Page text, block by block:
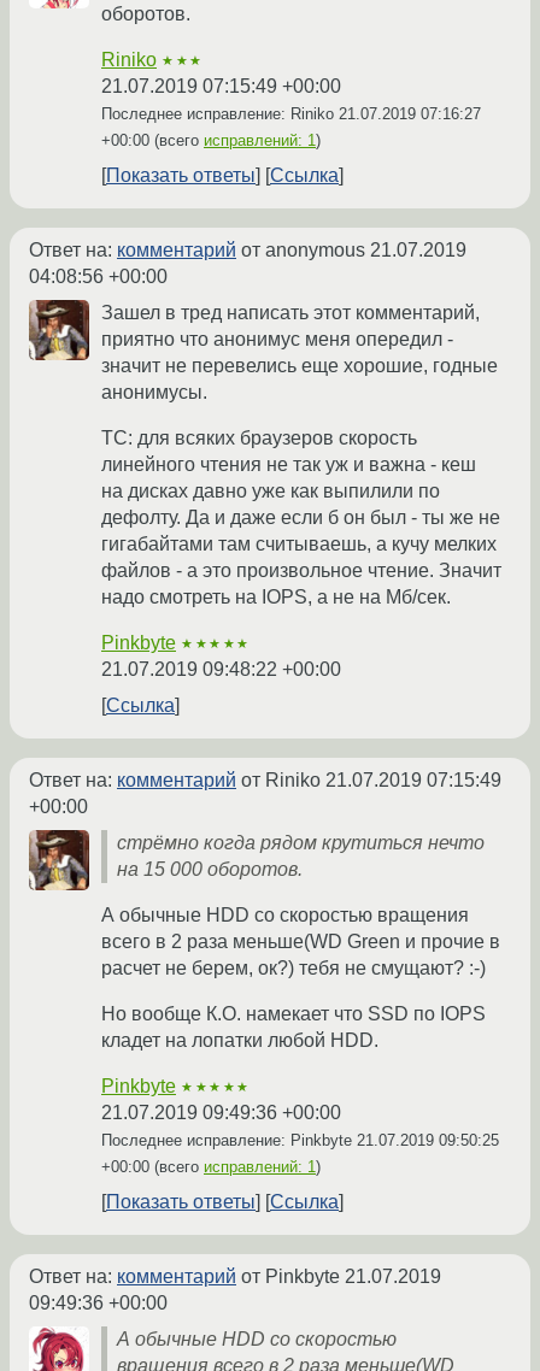
оборотов.
Riniko ★★★
21.07.2019 07:15:49 +00:00
Последнее исправление: Riniko 21.07.2019 07:16:27
+00:00 (всего исправлений: 1)
Показать ответы Ссылка
Ответ на: комментарий от anonymous 21.07.2019
04:08:56 +00:00
Зашел в тред написать этот комментарий,
приятно что анонимус меня опередил -
значит не перевелись еще хорошие, годные
анонимусы.
ТС: для всяких браузеров скорость
линейного чтения не так уж и важна - кеш
на дисках давно уже как выпилили по
дефолту. Да и даже если б он был - ты же не
гигабайтами там считываешь, а кучу мелких
файлов - а это произвольное чтение. Значит
надо смотреть на IOPS, а не на Мб/сек.
Pinkbyte ★★★★★
21.07.2019 09:48:22 +00:00
Ссылка
Ответ на: комментарий от Riniko 21.07.2019 07:15:49
+00:00
стрёмно когда рядом крутиться нечто
на 15 000 оборотов.
А обычные HDD со скоростью вращения
всего в 2 раза меньше(WD Green и прочие в
расчет не берем, ок?) тебя не смущают? :-)
Но вообще К.О. намекает что SSD по IOPS
кладет на лопатки любой HDD.
Pinkbyte ★★★★★
21.07.2019 09:49:36 +00:00
Последнее исправление: Pinkbyte 21.07.2019 09:50:25
+00:00 (всего исправлений: 1)
Показать ответы Ссылка
Ответ на: комментарий от Pinkbyte 21.07.2019
09:49:36 +00:00
А обычные HDD со скоростью
вращения всего в 2 раза меньше(WD